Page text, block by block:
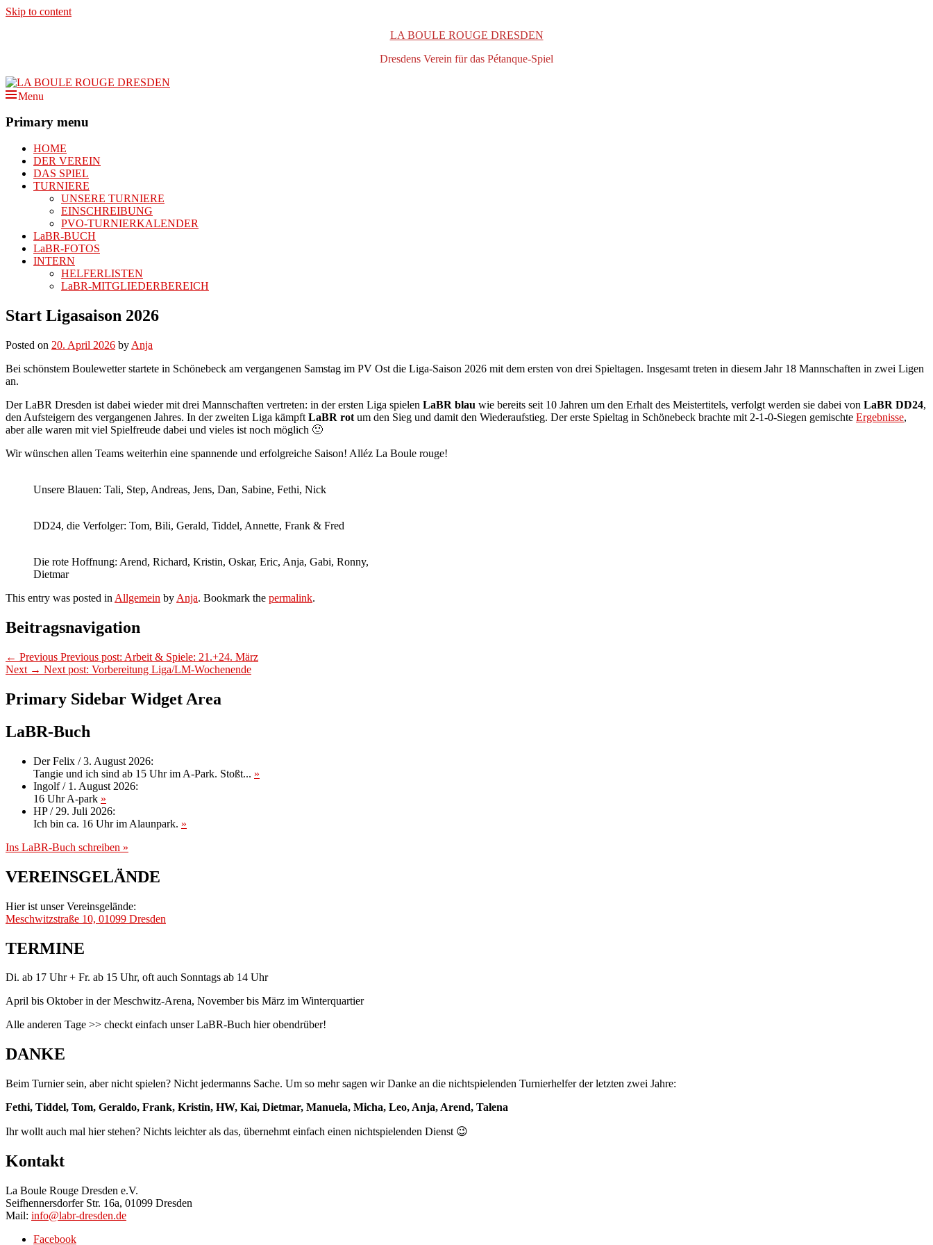
Skip to content
LA BOULE ROUGE DRESDEN
Dresdens Verein für das Pétanque-Spiel
Menu
Primary menu
HOME
DER VEREIN
DAS SPIEL
TURNIERE
UNSERE TURNIERE
EINSCHREIBUNG
PVO-TURNIERKALENDER
LaBR-BUCH
LaBR-FOTOS
INTERN
HELFERLISTEN
LaBR-MITGLIEDERBEREICH
Start Ligasaison 2026
Posted on 20. April 2026 by Anja
Bei schönstem Boulewetter startete in Schönebeck am vergangenen Samstag im PV Ost die Liga-Saison 2026 mit dem ersten von drei Spieltagen. Insgesamt treten in diesem Jahr 18 Mannschaften in zwei Ligen
an.
Der LaBR Dresden ist dabei wieder mit drei Mannschaften vertreten: in der ersten Liga spielen LaBR blau wie bereits seit 10 Jahren um den Erhalt des Meistertitels, verfolgt werden sie dabei von LaBR DD24,
den Aufsteigern des vergangenen Jahres. In der zweiten Liga kämpft LaBR rot um den Sieg und damit den Wiederaufstieg. Der erste Spieltag in Schönebeck brachte mit 2-1-0-Siegen gemischte Ergebnisse,
aber alle waren mit viel Spielfreude dabei und vieles ist noch möglich 🙂
Wir wünschen allen Teams weiterhin eine spannende und erfolgreiche Saison! Alléz La Boule rouge!
Unsere Blauen: Tali, Step, Andreas, Jens, Dan, Sabine, Fethi, Nick
DD24, die Verfolger: Tom, Bili, Gerald, Tiddel, Annette, Frank & Fred
Die rote Hoffnung: Arend, Richard, Kristin, Oskar, Eric, Anja, Gabi, Ronny,
Dietmar
This entry was posted in Allgemein by Anja. Bookmark the permalink.
Beitragsnavigation
← Previous Previous post: Arbeit & Spiele: 21.+24. März
Next → Next post: Vorbereitung Liga/LM-Wochenende
Primary Sidebar Widget Area
LaBR-Buch
Der Felix /3. August 2026:
Tangie und ich sind ab 15 Uhr im A-Park. Stoßt... »
Ingolf/ 1. August 2026:
16 Uhr A-park »
HP/ 29. Juli 2026:
Ich bin ca. 16 Uhr im Alaunpark. »
Ins LaBR-Buch schreiben »
VEREINSGELÄNDE
Hier ist unser Vereinsgelände:
Meschwitzstraße 10, 01099 Dresden
TERMINE
Di. ab 17 Uhr + Fr. ab 15 Uhr, oft auch Sonntags ab 14 Uhr
April bis Oktober in der Meschwitz-Arena, November bis März im Winterquartier
Alle anderen Tage >> checkt einfach unser LaBR-Buch hier obendrüber!
DANKE
Beim Turnier sein, aber nicht spielen? Nicht jedermanns Sache. Um so mehr sagen wir Danke an die nichtspielenden Turnierhelfer der letzten zwei Jahre:
Fethi, Tiddel, Tom, Geraldo, Frank, Kristin, HW, Kai, Dietmar, Manuela, Micha, Leo, Anja, Arend, Talena
Ihr wollt auch mal hier stehen? Nichts leichter als das, übernehmt einfach einen nichtspielenden Dienst 😉
Kontakt
La Boule Rouge Dresden e.V.
Seifhennersdorfer Str. 16a, 01099 Dresden
Mail: info@labr-dresden.de
Facebook